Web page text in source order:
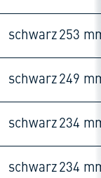
schwarz 253
schwarz 249
schwarz 234
schwarz 234